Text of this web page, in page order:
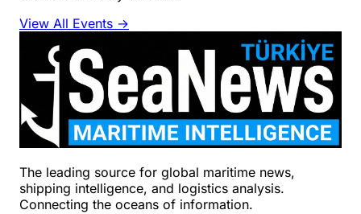
View All Events →
The leading source for global maritime news,
shipping intelligence, and logistics analysis.
Connecting the oceans of information.